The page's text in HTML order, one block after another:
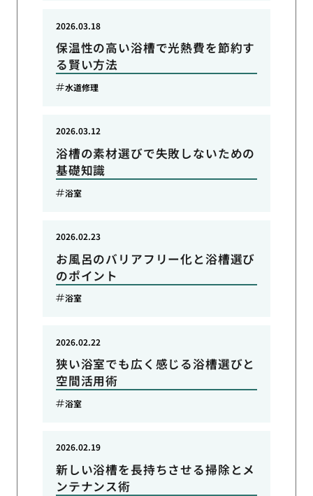
保温性の高い浴槽で光熱費を節約す
る賢い方法
2026.03.18
水道修理
浴槽の素材選びで失敗しないための
基礎知識
2026.03.12
浴室
お風呂のバリアフリー化と浴槽選び
のポイント
2026.02.23
浴室
狭い浴室でも広く感じる浴槽選びと
空間活用術
2026.02.22
浴室
新しい浴槽を長持ちさせる掃除とメ
ンテナンス術
2026.02.19